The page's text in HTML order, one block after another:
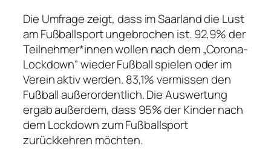
Die Umfrage zeigt, dass im Saarland die Lust
am Fußballsport ungebrochen ist. 92,9% der
Teilnehmer*innen wollen nach dem „Corona-
Lockdown“ wieder Fußball spielen oder im
Verein aktiv werden. 83,1% vermissen den
Fußball außerordentlich. Die Auswertung
ergab außerdem, dass 95% der Kinder nach
dem Lockdown zum Fußballsport
zurückkehren möchten.